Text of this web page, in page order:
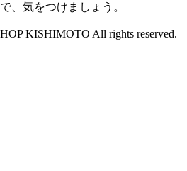
、気をつけましょう。
KISHIMOTO All rights reserved.